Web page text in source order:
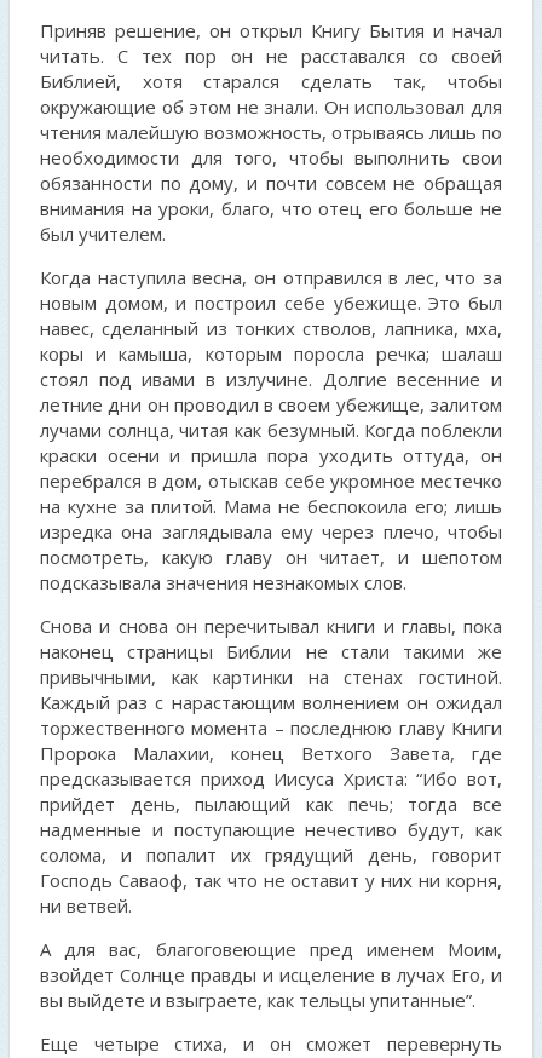
Приняв решение, он открыл Книгу Бытия и начал
читать. С тех пор он не расставался со своей
Библией, хотя старался сделать так, чтобы
окружающие об этом не знали. Он использовал для
чтения малейшую возможность, отрываясь лишь по
необходимости для того, чтобы выполнить свои
обязанности по дому, и почти совсем не обращая
внимания на уроки, благо, что отец его больше не
был учителем.
Когда наступила весна, он отправился в лес, что за
новым домом, и построил себе убежище. Это был
навес, сделанный из тонких стволов, лапника, мха,
коры и камыша, которым поросла речка; шалаш
стоял под ивами в излучине. Долгие весенние и
летние дни он проводил в своем убежище, залитом
лучами солнца, читая как безумный. Когда поблекли
краски осени и пришла пора уходить оттуда, он
перебрался в дом, отыскав себе укромное местечко
на кухне за плитой. Мама не беспокоила его; лишь
изредка она заглядывала ему через плечо, чтобы
посмотреть, какую главу он читает, и шепотом
подсказывала значения незнакомых слов.
Снова и снова он перечитывал книги и главы, пока
наконец страницы Библии не стали такими же
привычными, как картинки на стенах гостиной.
Каждый раз с нарастающим волнением он ожидал
торжественного момента – последнюю главу Книги
Пророка Малахии, конец Ветхого Завета, где
предсказывается приход Иисуса Христа: “Ибо вот,
прийдет день, пылающий как печь; тогда все
надменные и поступающие нечестиво будут, как
солома, и попалит их грядущий день, говорит
Господь Саваоф, так что не оставит у них ни корня,
ни ветвей.
А для вас, благоговеющие пред именем Моим,
взойдет Солнце правды и исцеление в лучах Его, и
вы выйдете и взыграете, как тельцы упитанные”.
Еще четыре стиха, и он сможет перевернуть